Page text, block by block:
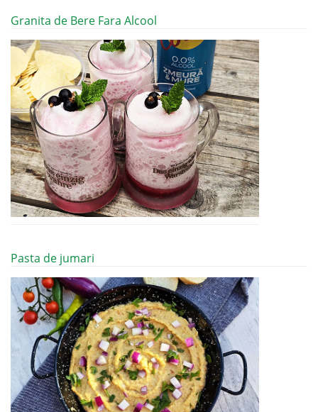
Granita de Bere Fara Alcool
Pasta de jumari